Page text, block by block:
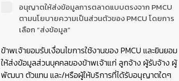
อนุญาตให้ส่งข้อมูลการตลาดแบบตรงจาก PMCU
ตามนโยบายความเป็นส่วนตัวของ PMCU โดยการ
เลือก “ส่งข้อมูล”
ข้าพเจ้ายอมรับเงื่อนไขการใช้งานของ PMCU และยินยอม
ให้ส่งข้อมูลส่วนบุคคลของข้าพเจ้าแก่ ลูกจ้าง ผู้รับจ้าง ผู้
พัฒนา ตัวแทน และ/หรือผู้ให้บริการที่ได้รับอนุญาตใดๆ